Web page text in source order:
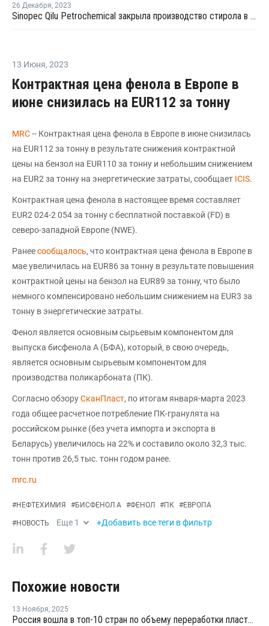
26 Декабря, 2023
Sinopec Qilu Petrochemical закрыла производство стирола в Китае на ремонт
13 Июня, 2023
Контрактная цена фенола в Европе в
июне снизилась на EUR112 за тонну
MRC-- Контрактная цена фенола в Европе в июне снизилась
на EUR112 за тонну в результате снижения контрактной
цены на бензол на EUR110 за тонну и небольшим снижением
на EUR2 за тонну на энергетические затраты, сообщает ICIS.
Контрактная цена фенола в настоящее время составляет
EUR2 024-2 054 за тонну с бесплатной поставкой (FD) в
северо-западной Европе (NWE).
Ранеесообщалось, что контрактная цена фенола в Европе в
мае увеличилась на EUR86 за тонну в результате повышения
контрактной цены на бензол на EUR89 за тонну, что было
немного компенсировано небольшим снижением на EUR3 за
тонну в энергетические затраты.
Фенол является основным сырьевым компонентом для
выпуска бисфенола А (БФА), который, в свою очередь,
является основным сырьевым компонентом для
производства поликарбоната (ПК).
Согласно обзоруСканПласт, по итогам января-марта 2023
года общее расчетное потребление ПК-гранулята на
российском рынке (без учета импорта и экспорта в
Беларусь) увеличилось на 22% и составило около 32,3 тыс.
тонн против 26,5 тыс. тонн годом ранее.
mrc.ru
#НЕФТЕХИМИЯ #БИСФЕНОЛ А #ФЕНОЛ #ПК #ЕВРОПА
#НОВОСТЬ Еще 1 +Добавить все теги в фильтр
Похожие новости
13 Ноября, 2025
Россия вошла в топ-10 стран по объему переработки пластмасс за 2024 год